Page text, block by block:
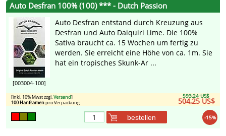
Auto Desfran 100% (100) *** - Dutch Passion
[003004-100]
Auto Desfran entstand durch Kreuzung aus
Desfran und Auto Daiquiri Lime. Die 100%
Sativa braucht ca. 15 Wochen um fertig zu
werden. Sie erreicht eine Höhe von ca. 1m. Sie
hat ein tropisches Skunk-Ar ...
593,24 US$
504,25 US$
[inkl. 10% Mwst zzgl.Versand]
100 Hanfsamenpro Verpackung
-15%
bestellen